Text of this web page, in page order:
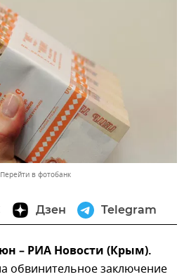
Перейти в фотобанк
Дзен Telegram
– РИА Новости (Крым).
обвинительное заключение